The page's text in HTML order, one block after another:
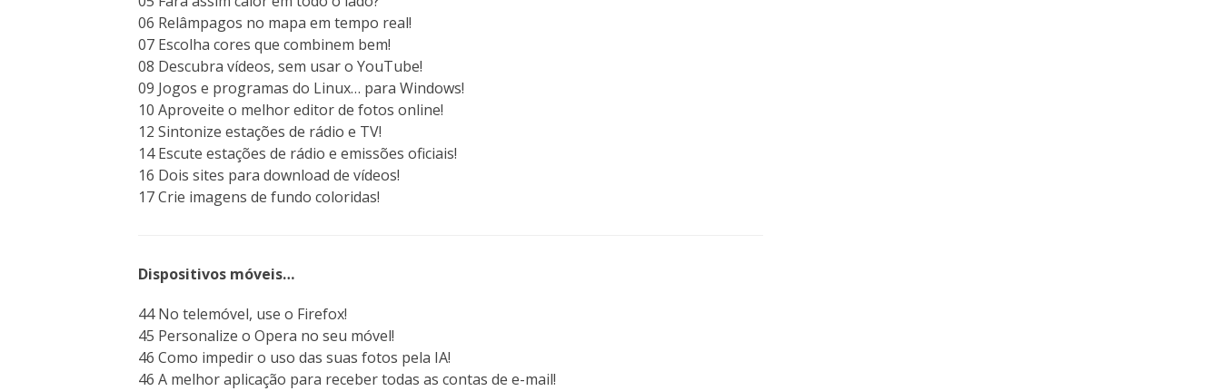
06 Relâmpagos no mapa em tempo real!
07 Escolha cores que combinem bem!
08 Descubra vídeos, sem usar o YouTube!
09 Jogos e programas do Linux… para Windows!
10 Aproveite o melhor editor de fotos online!
12 Sintonize estações de rádio e TV!
14 Escute estações de rádio e emissões oficiais!
16 Dois sites para download de vídeos!
17 Crie imagens de fundo coloridas!
Dispositivos móveis…
44 No telemóvel, use o Firefox!
45 Personalize o Opera no seu móvel!
46 Como impedir o uso das suas fotos pela IA!
46 A melhor aplicação para receber todas as contas de e-mail!